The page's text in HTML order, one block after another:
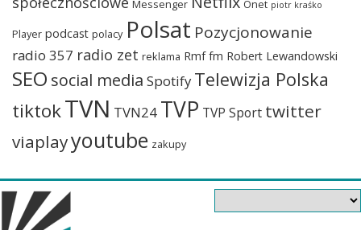
Messenger Onet piotr kraśko
Player podcast polacy Polsat Pozycjonowanie
radio 357 radio zet reklama Rmf fm Robert Lewandowski
SEO social media Spotify Telewizja Polska
tiktokTVN TVN24 TVP TVP Sport twitter
viaplayyoutube zakupy